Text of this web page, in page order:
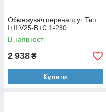
Обмежувач перенапруг Тип
I+II V25-B+C 1-280
В наявності
2 938 ₴
Купити